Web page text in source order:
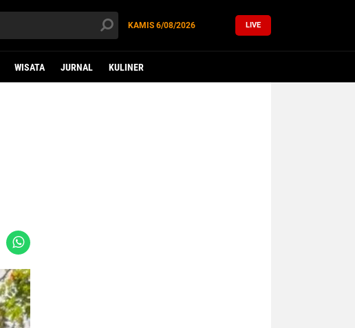
KAMIS 6/08/2026 LIVE
WISATA JURNAL KULINER